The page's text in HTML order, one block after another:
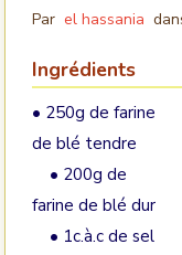
Par el hassania
Ingrédients
• 250g de farine
de blé tendre
• 200g de
farine de blé dur
• 1c.à.c de sel